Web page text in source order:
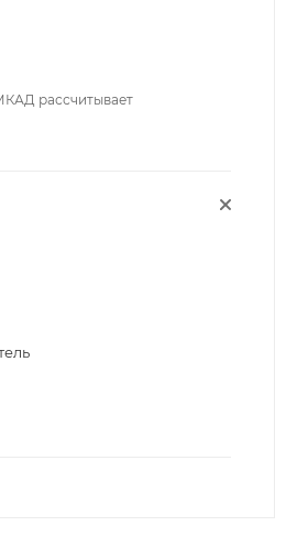
рассчитывает